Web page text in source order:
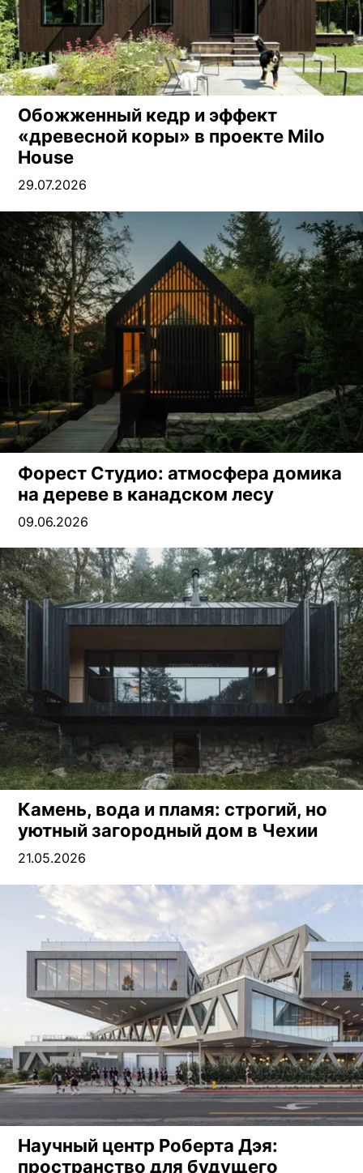
Обожженный кедр и эффект
«древесной коры» в проекте Milo
House
29.07.2026
Форест Студио: атмосфера домика
на дереве в канадском лесу
09.06.2026
Камень, вода и пламя: строгий, но
уютный загородный дом в Чехии
21.05.2026
Научный центр Роберта Дэя:
пространство для будущего